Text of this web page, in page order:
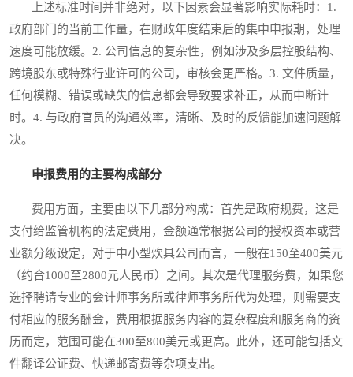
上述标准时间并非绝对，以下因素会显著影响实际耗时：1.
政府部门的当前工作量，在财政年度结束后的集中申报期，处理
速度可能放缓。2. 公司信息的复杂性，例如涉及多层控股结构、
跨境股东或特殊行业许可的公司，审核会更严格。3. 文件质量，
任何模糊、错误或缺失的信息都会导致要求补正，从而中断计
时。4. 与政府官员的沟通效率，清晰、及时的反馈能加速问题解
决。
申报费用的主要构成部分
费用方面，主要由以下几部分构成：首先是政府规费，这是
支付给监管机构的法定费用，金额通常根据公司的授权资本或营
业额分级设定，对于中小型炊具公司而言，一般在150至400美元
（约合1000至2800元人民币）之间。其次是代理服务费，如果您
选择聘请专业的会计师事务所或律师事务所代为处理，则需要支
付相应的服务酬金，费用根据服务内容的复杂程度和服务商的资
历而定，范围可能在300至800美元或更高。此外，还可能包括文
件翻译公证费、快递邮寄费等杂项支出。